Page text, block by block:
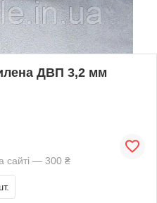
ДВП 3,2 мм
сайті — 300 ₴